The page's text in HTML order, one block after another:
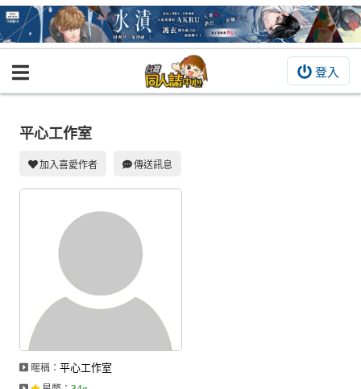
登入
BOOKY書集倉庫
同人誌
同人周邊
活動&消息
最新消息
宣傳&交流
平心工作室
加入喜愛作者 傳送訊息
暱稱：平心工作室